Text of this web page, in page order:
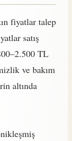
fiyatlar talep
satış
TL
ve bakım
altında